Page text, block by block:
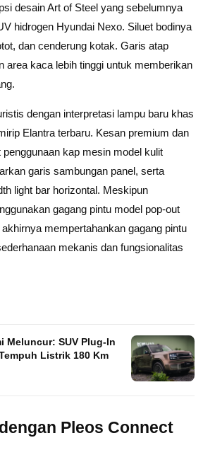
desain Art of Steel yang sebelumnya
hidrogen Hyundai Nexo. Siluet bodinya
dan cenderung kotak. Garis atap
area kaca lebih tinggi untuk memberikan
dengan interpretasi lampu baru khas
Elantra terbaru. Kesan premium dan
kap mesin model kulit
garis sambungan panel, serta
light bar horizontal. Meskipun
gagang pintu model pop-out
mempertahankan gagang pintu
mekanis dan fungsionalitas
Meluncur: SUV Plug-In
Listrik 180 Km
Pleos Connect